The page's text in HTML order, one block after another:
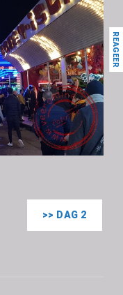
>> DAG 2
REAGEER